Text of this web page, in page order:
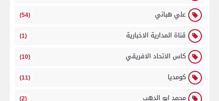
علي هباني (54)
قناة المدارية الاخبارية (1)
كاس الاتحاد الافريقي (10)
كومديا (11)
محمد ابو الدهب (2)